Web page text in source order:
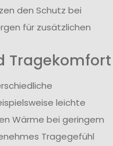
den Schutz bei
für zusätzlichen
Tragekomfort
leichte
Wärme bei geringem
Tragegefühl